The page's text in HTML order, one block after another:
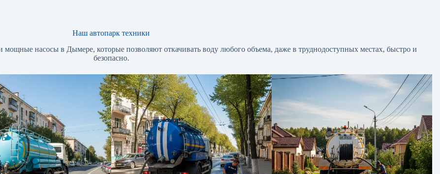
Наш автопарк техники
насосы в Дымере, которые позволяют откачивать воду любого объема, даже в труднодоступных местах, быстро и
безопасно.